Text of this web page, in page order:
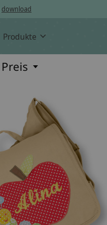
download
Produkte
Preis